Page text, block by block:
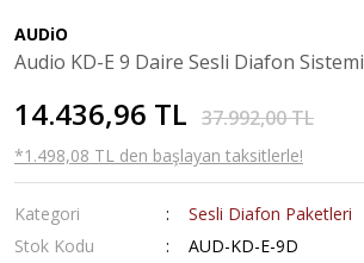
AUDiO
Audio KD-E 9 Daire Sesli Diafon Sistemi
14.436,96 TL 37.992,00 TL
*1.498,08 TL den başlayan taksitlerle!
Kategori
Sesli Diafon Paketleri
Stok Kodu
AUD-KD-E-9D